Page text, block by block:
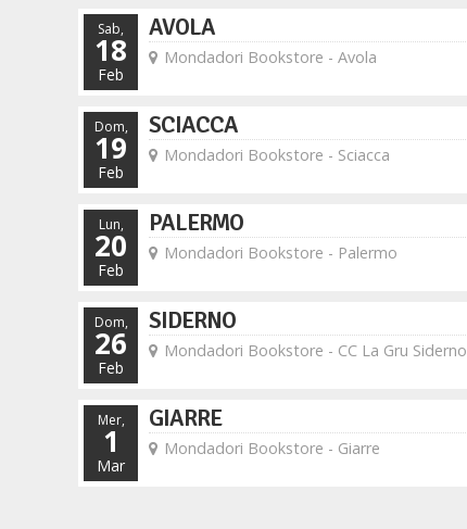
Sab,
18
Feb
AVOLA
Mondadori Bookstore - Avola
Dom,
19
Feb
SCIACCA
Mondadori Bookstore - Sciacca
Lun,
20
Feb
PALERMO
Mondadori Bookstore - Palermo
Dom,
26
Feb
SIDERNO
Mondadori Bookstore - CC La Gru Siderno
Mer,
1
Mar
GIARRE
Mondadori Bookstore - Giarre